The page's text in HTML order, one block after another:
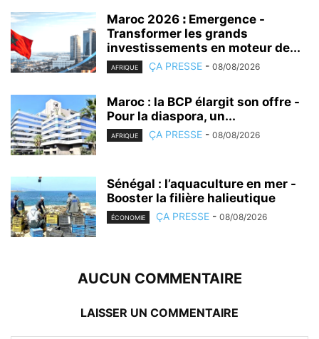
Maroc 2026 ꓽ Emergence -
Transformer les grands
investissements en moteur de...
AFRIQUE ÇA PRESSE - 08/08/2026
Maroc : la BCP élargit son offre -
Pour la diaspora, un...
AFRIQUE ÇA PRESSE - 08/08/2026
Sénégal : l’aquaculture en mer -
Booster la filière halieutique
ÉCONOMIE ÇA PRESSE - 08/08/2026
AUCUN COMMENTAIRE
LAISSER UN COMMENTAIRE